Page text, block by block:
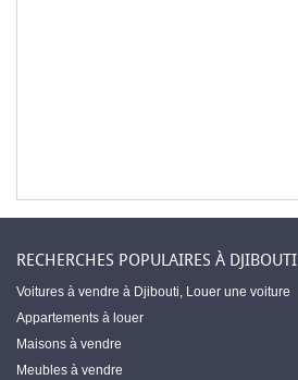
RECHERCHES POPULAIRES À DJIBOUTI
Voitures à vendre à Djibouti, Louer une voiture
Appartements à louer
Maisons à vendre
Meubles à vendre